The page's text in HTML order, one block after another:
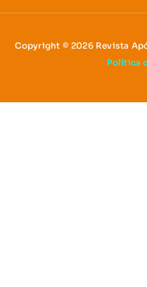
Copyright © 2026 Revista
Política